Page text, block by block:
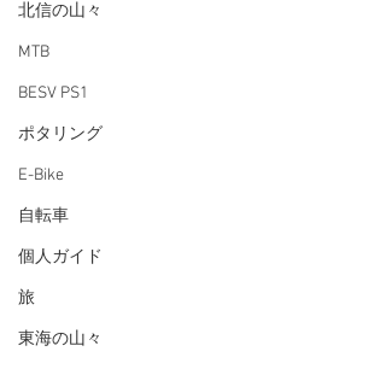
北信の山々
MTB
BESV PS1
ポタリング
E-Bike
自転車
個人ガイド
旅
東海の山々